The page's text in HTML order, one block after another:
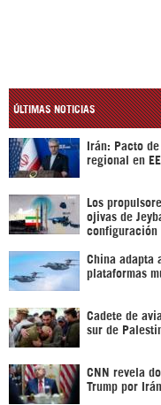
ÚLTIMAS NOTICIAS
Irán: Pacto
regional en
Los
ojivas de
configuración
China adapta
plataformas
Cadete de
sur de
CNN revela
Trump por Irán